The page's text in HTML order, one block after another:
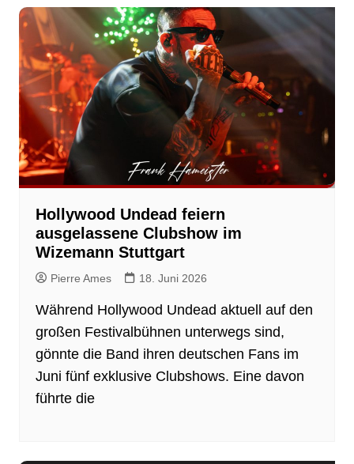
Hollywood Undead feiern
ausgelassene Clubshow im
Wizemann Stuttgart
Pierre Ames 18. Juni 2026
Während Hollywood Undead aktuell auf den
großen Festivalbühnen unterwegs sind,
gönnte die Band ihren deutschen Fans im
Juni fünf exklusive Clubshows. Eine davon
führte die